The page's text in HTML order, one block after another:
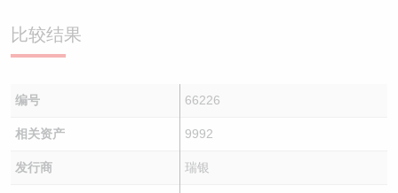
比较结果
编号 66226
相关资产 9992
发行商 瑞银